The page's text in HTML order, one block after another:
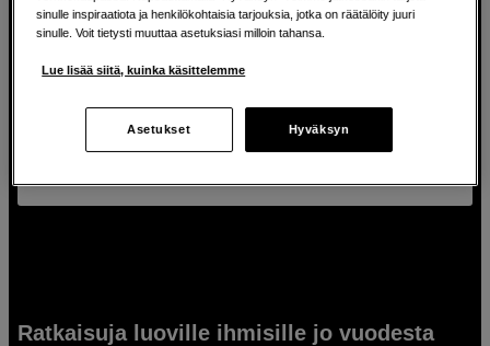
Blackstone 11mm f/4,0 / Nikon
Ratkaisuja luoville ihmisille jo vuodesta
sinulle inspiraatiota ja henkilökohtaisia tarjouksia, jotka on räätälöity juuri
sinulle. Voit tietysti muuttaa asetuksiasi milloin tahansa.
Lue lisää siitä, kuinka käsittelemme
Asetukset Hyväksyn